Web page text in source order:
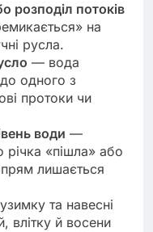
розподіл потоків
на
русла.
— вода
одного з
протоки чи
води —
річка «пішла» або
лишається
та навесні
влітку й восени